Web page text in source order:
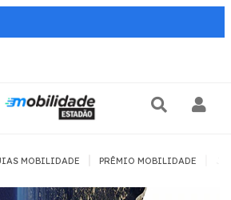
MOBILIDADE PRÊMIO MOBILIDADE